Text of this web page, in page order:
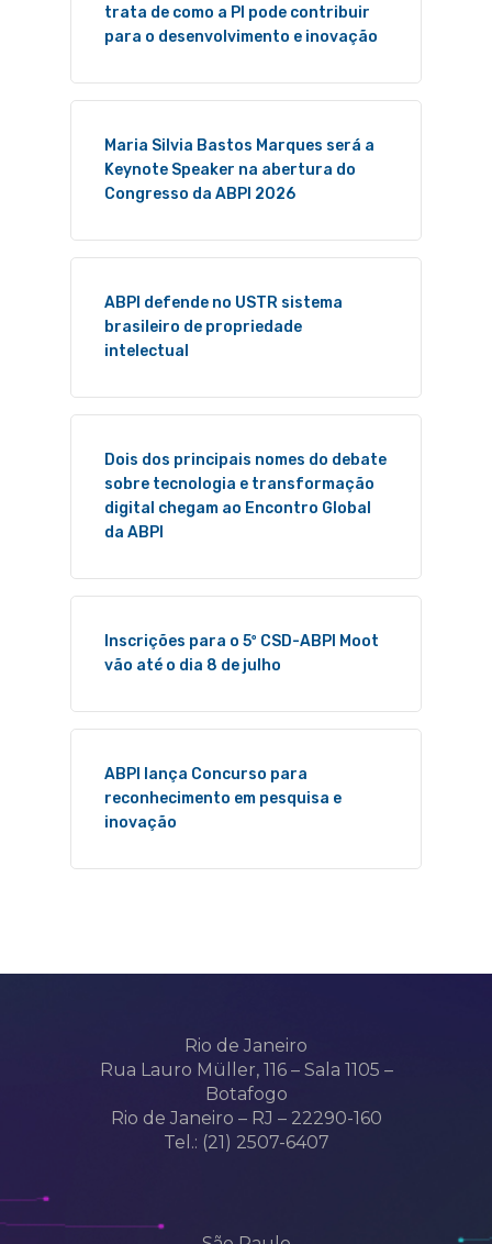
trata de como a PI pode contribuir
para o desenvolvimento e inovação
Maria Silvia Bastos Marques será a
Keynote Speaker na abertura do
Congresso da ABPI 2026
ABPI defende no USTR sistema
brasileiro de propriedade
intelectual
Dois dos principais nomes do debate
sobre tecnologia e transformação
digital chegam ao Encontro Global
da ABPI
Inscrições para o 5º CSD-ABPI Moot
vão até o dia 8 de julho
ABPI lança Concurso para
reconhecimento em pesquisa e
inovação
Rio de Janeiro
Rua Lauro Müller, 116 – Sala 1105 –
Botafogo
Rio de Janeiro – RJ – 22290-160
Tel.: (21) 2507-6407